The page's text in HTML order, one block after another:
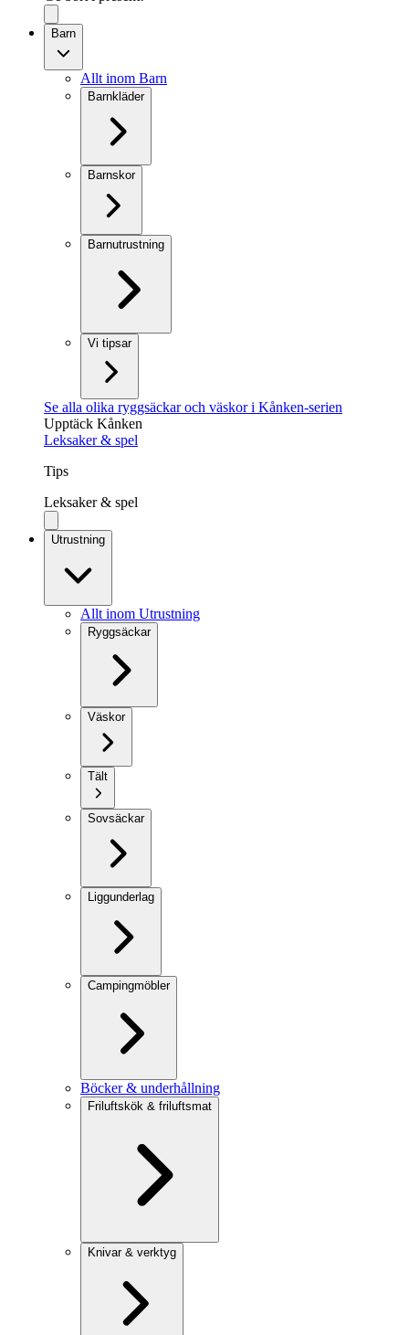
Barn
Allt inom Barn
Barnkläder
Barnskor
Barnutrustning
Vi tipsar
Se alla olika ryggsäckar och väskor i Kånken-serien
Upptäck Kånken
Leksaker & spel
Tips
Leksaker & spel
Utrustning
Allt inom Utrustning
Ryggsäckar
Väskor
Tält
Sovsäckar
Liggunderlag
Campingmöbler
Böcker & underhållning
Friluftskök & friluftsmat
Knivar & verktyg